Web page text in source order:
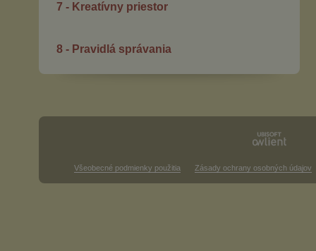
7 - Kreatívny priestor
8 - Pravidlá správania
Všeobecné podmienky použitia Zásady ochrany osobných údajov